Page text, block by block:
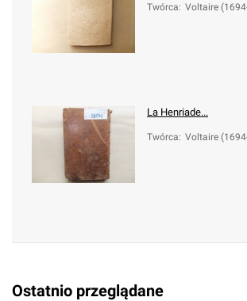
Twórca: Voltaire
La Henriade...
Twórca: Voltaire
Ostatnio przeglądane